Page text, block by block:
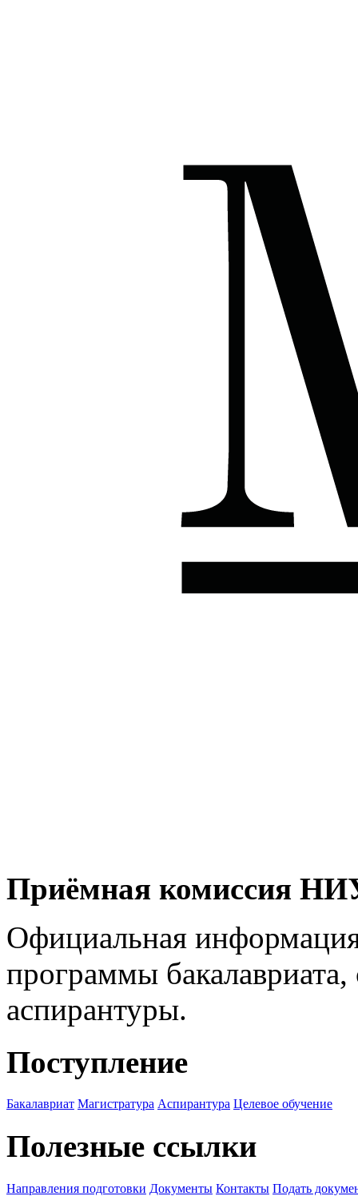
Приёмная комиссия
Официальная
программы
аспирантуры.
Поступление
Бакалавриат Магистратура Аспирантура Целевое обучение
Полезные ссылки
Направления подготовки Документы Контакты Подать